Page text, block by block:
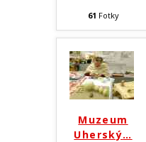
61 Fotky
Muzeum
Uherský…